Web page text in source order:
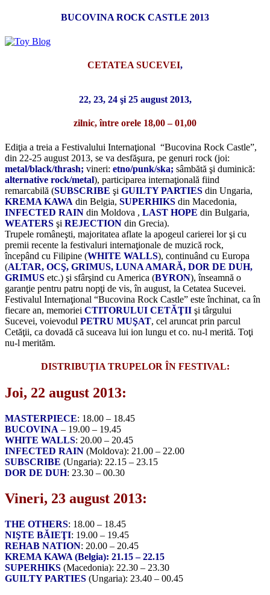
BUCOVINA ROCK CASTLE 2013
CETATEA SUCEVEI,
22, 23, 24 şi 25 august 2013,
zilnic, între orele 18,00 – 01,00
Ediţia a treia a Festivalului Internaţional “Bucovina Rock Castle”,
din 22-25 august 2013, se va desfăşura, pe genuri rock (joi:
metal/black/thrash; vineri: etno/punk/ska; sâmbătă şi duminică:
alternative rock/metal), participarea internaţională fiind
remarcabilă (SUBSCRIBE şi GUILTY PARTIES din Ungaria,
KREMA KAWA din Belgia, SUPERHIKS din Macedonia,
INFECTED RAIN din Moldova , LAST HOPE din Bulgaria,
WEATERS şi REJECTION din Grecia).
Trupele româneşti, majoritatea aflate la apogeul carierei lor şi cu
premii recente la festivaluri internaţionale de muzică rock,
începând cu Filipine (WHITE WALLS), continuând cu Europa
(ALTAR, OCŞ, GRIMUS, LUNA AMARĂ, DOR DE DUH,
GRIMUS etc.) şi sfârşind cu America (BYRON), înseamnă o
garanţie pentru patru nopţi de vis, în august, la Cetatea Sucevei.
Festivalul Internaţional “Bucovina Rock Castle” este închinat, ca în
fiecare an, memoriei CTITORULUI CETĂŢII şi târgului
Sucevei, voievodul PETRU MUŞAT, cel aruncat prin parcul
Cetăţii, ca dovadă că suceava lui ion lungu et co. nu-l merită. Toţi
nu-l merităm.
DISTRIBUŢIA TRUPELOR ÎN FESTIVAL:
Joi, 22 august 2013:
MASTERPIECE: 18.00 – 18.45
BUCOVINA – 19.00 – 19.45
WHITE WALLS: 20.00 – 20.45
INFECTED RAIN (Moldova): 21.00 – 22.00
SUBSCRIBE (Ungaria): 22.15 – 23.15
DOR DE DUH: 23.30 – 00.30
Vineri, 23 august 2013:
THE OTHERS: 18.00 – 18.45
NIŞTE BĂIEŢI: 19.00 – 19.45
REHAB NATION: 20.00 – 20.45
KREMA KAWA (Belgia): 21.15 – 22.15
SUPERHIKS (Macedonia): 22.30 – 23.30
GUILTY PARTIES (Ungaria): 23.40 – 00.45